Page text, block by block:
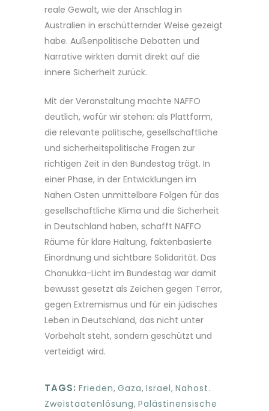
reale Gewalt, wie der Anschlag in
Australien in erschütternder Weise gezeigt
habe. Außenpolitische Debatten und
Narrative wirkten damit direkt auf die
innere Sicherheit zurück.
Mit der Veranstaltung machte NAFFO
deutlich, wofür wir stehen: als Plattform,
die relevante politische, gesellschaftliche
und sicherheitspolitische Fragen zur
richtigen Zeit in den Bundestag trägt. In
einer Phase, in der Entwicklungen im
Nahen Osten unmittelbare Folgen für das
gesellschaftliche Klima und die Sicherheit
in Deutschland haben, schafft NAFFO
Räume für klare Haltung, faktenbasierte
Einordnung und sichtbare Solidarität. Das
Chanukka-Licht im Bundestag war damit
bewusst gesetzt als Zeichen gegen Terror,
gegen Extremismus und für ein jüdisches
Leben in Deutschland, das nicht unter
Vorbehalt steht, sondern geschützt und
verteidigt wird.
TAGS: Frieden, Gaza, Israel, Nahost.
Zweistaatenlösung, Palästinensische